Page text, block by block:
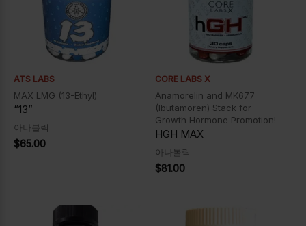
ATS LABS
MAX LMG (13-Ethyl)
“13”
아나볼릭
$65.00
CORE LABS X
Anamorelin and MK677
(Ibutamoren) Stack for
Growth Hormone Promotion!
HGH MAX
아나볼릭
$81.00